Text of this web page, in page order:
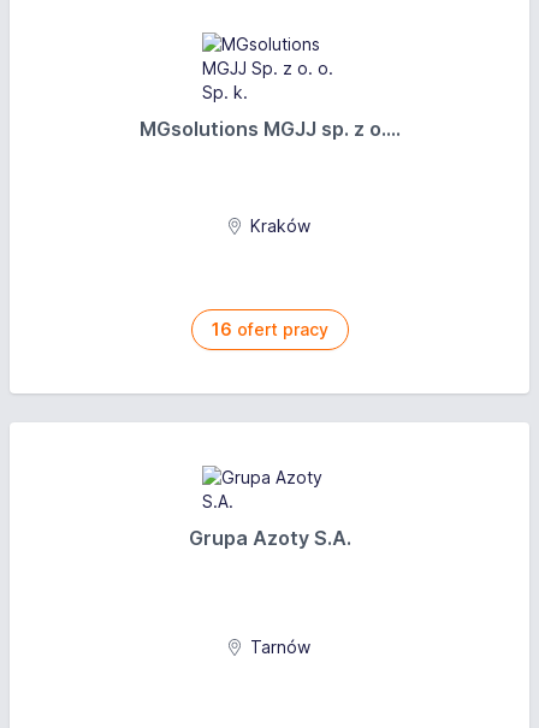
MGsolutions MGJJ sp. z o....
Kraków
16 ofert pracy
Grupa Azoty S.A.
Tarnów